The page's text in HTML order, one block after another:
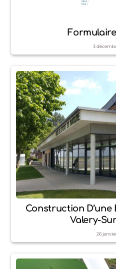
3
Construction D’une
Valery-
26